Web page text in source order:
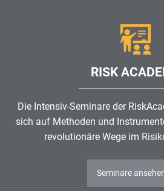
RISK
Die Intensiv-Seminare der
sich auf Methoden und
revolutionäre Wege im
Seminare